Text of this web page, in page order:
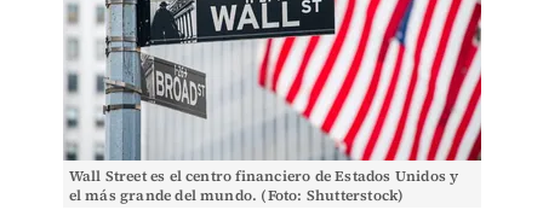
Wall Street es el centro financiero de Estados Unidos y
el más grande del mundo. (Foto: Shutterstock)